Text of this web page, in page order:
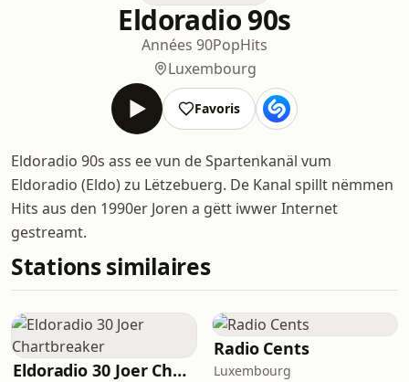
Eldoradio 90s
Années 90PopHits
Luxembourg
Favoris
Eldoradio 90s ass ee vun de Spartenkanäl vum
Eldoradio (Eldo) zu Lëtzebuerg. De Kanal spillt nëmmen
Hits aus den 1990er Joren a gëtt iwwer Internet
gestreamt.
Stations similaires
Eldoradio 30 Joer Chartbreaker
Radio Cents
Luxembourg